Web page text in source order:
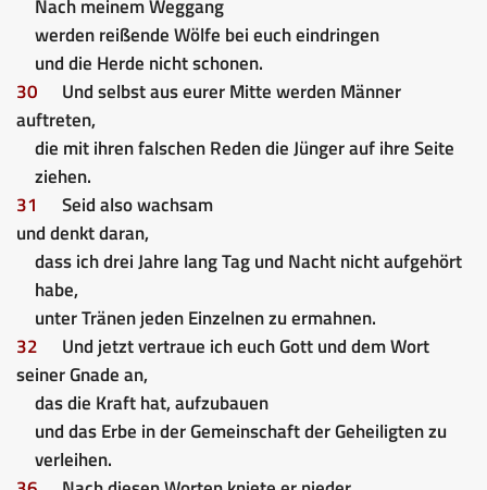
Nach meinem Weggang
werden reißende Wölfe bei euch eindringen
und die Herde nicht schonen.
30
Und selbst aus eurer Mitte werden Männer
auftreten,
die mit ihren falschen Reden die Jünger auf ihre Seite
ziehen.
31
Seid also wachsam
und denkt daran,
dass ich drei Jahre lang Tag und Nacht nicht aufgehört
habe,
unter Tränen jeden Einzelnen zu ermahnen.
32
Und jetzt vertraue ich euch Gott und dem Wort
seiner Gnade an,
das die Kraft hat, aufzubauen
und das Erbe in der Gemeinschaft der Geheiligten zu
verleihen.